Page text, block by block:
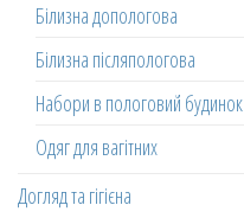
Білизна допологова
Білизна післяпологова
Набори в пологовий будинок
Одяг для вагітних
Догляд та гігієна